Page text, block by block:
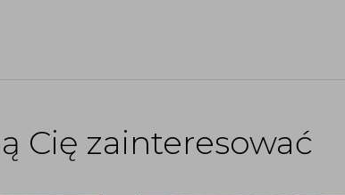
Cię zainteresować